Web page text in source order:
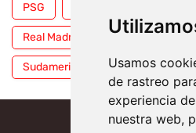
Usamos
de rastreo
experiencia
nuestra web,
PSG
Real Madrid Selección
Sudamericana Tigres